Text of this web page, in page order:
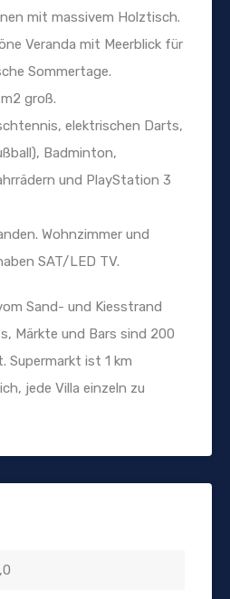
mit massivem Holztisch.
Veranda mit Meerblick für
Sommertage.
groß.
elektrischen Darts,
Badminton,
und PlayStation 3
Wohnzimmer und
SAT/LED TV.
Sand- und Kiesstrand
Märkte und Bars sind 200
Supermarkt ist 1 km
jede Villa einzeln zu